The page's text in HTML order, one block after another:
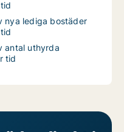
nya lediga bostäder
antal uthyrda
tid